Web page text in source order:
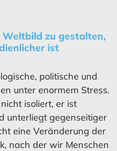
Weltbild zu gestalten,
ist
politische und
unter enormem Stress.
isoliert, er ist
unterliegt gegenseitiger
eine Veränderung der
nach der wir Menschen